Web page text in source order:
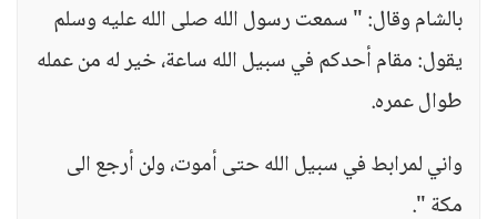
بالشام وقال: " سمعت رسول الله صلى الله عليه وسلم
يقول: مقام أحدكم في سبيل الله ساعة، خير له من عمله
طوال عمره.
واني لمرابط في سبيل الله حتى أموت، ولن أرجع الى
مكة ".